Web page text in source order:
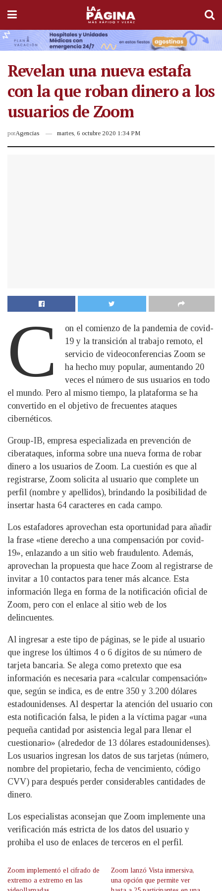
Revelan una nueva estafa
con la que roban dinero a los
usuarios de Zoom
porAgencias martes, 6 octubre 2020 1:34 PM
C
on el comienzo de la pandemia de covid-
19 y la transición al trabajo remoto, el
servicio de videoconferencias Zoom se
ha hecho muy popular, aumentando 20
veces el número de sus usuarios en todo
el mundo. Pero al mismo tiempo, la plataforma se ha
convertido en el objetivo de frecuentes ataques
cibernéticos.
Group-IB, empresa especializada en prevención de
ciberataques, informa sobre una nueva forma de robar
dinero a los usuarios de Zoom. La cuestión es que al
registrarse, Zoom solicita al usuario que complete un
perfil (nombre y apellidos), brindando la posibilidad de
insertar hasta 64 caracteres en cada campo.
Los estafadores aprovechan esta oportunidad para añadir
la frase «tiene derecho a una compensación por covid-
19», enlazando a un sitio web fraudulento. Además,
aprovechan la propuesta que hace Zoom al registrarse de
invitar a 10 contactos para tener más alcance. Esta
información llega en forma de la notificación oficial de
Zoom, pero con el enlace al sitio web de los
delincuentes.
Al ingresar a este tipo de páginas, se le pide al usuario
que ingrese los últimos 4 o 6 dígitos de su número de
tarjeta bancaria. Se alega como pretexto que esa
información es necesaria para «calcular compensación»
que, según se indica, es de entre 350 y 3.200 dólares
estadounidenses. Al despertar la atención del usuario con
esta notificación falsa, le piden a la víctima pagar «una
pequeña cantidad por asistencia legal para llenar el
cuestionario» (alrededor de 13 dólares estadounidenses).
Los usuarios ingresan los datos de sus tarjetas (número,
nombre del propietario, fecha de vencimiento, código
CVV) para después perder considerables cantidades de
dinero.
Los especialistas aconsejan que Zoom implemente una
verificación más estricta de los datos del usuario y
prohiba el uso de enlaces de terceros en el perfil.
Zoom implementó el cifrado de
extremo a extremo en las
Zoom lanzó Vista inmersiva,
una opción que permite ver